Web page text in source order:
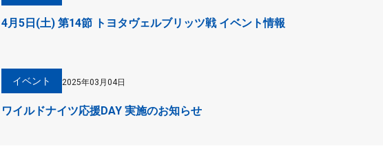
4月5日(土) 第14節 トヨタヴェルブリッツ戦 イベント情報
イベント 2025年03月04日
ワイルドナイツ応援DAY 実施のお知らせ